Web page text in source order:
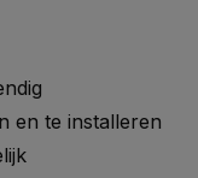
en te installeren